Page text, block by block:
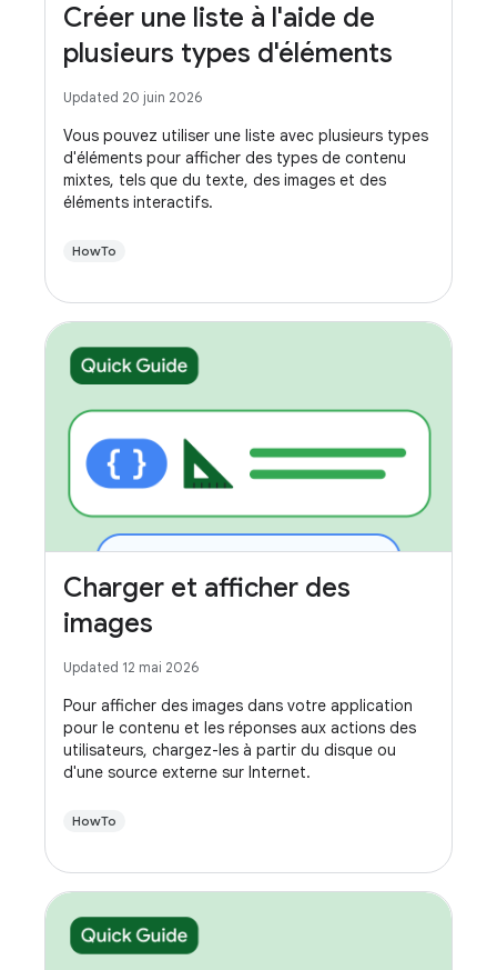
Créer une liste à l'aide de
plusieurs types d'éléments
Updated 20 juin 2026
Vous pouvez utiliser une liste avec plusieurs types
d'éléments pour afficher des types de contenu
mixtes, tels que du texte, des images et des
éléments interactifs.
HowTo
Charger et afficher des
images
Updated 12 mai 2026
Pour afficher des images dans votre application
pour le contenu et les réponses aux actions des
utilisateurs, chargez-les à partir du disque ou
d'une source externe sur Internet.
HowTo